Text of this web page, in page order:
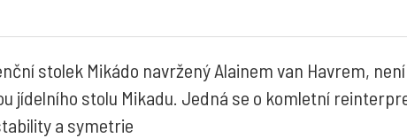
stolek Mikádo navržený Alainem van Havrem,
jídelního stolu Mikadu. Jedná se o komletní
a symetrie